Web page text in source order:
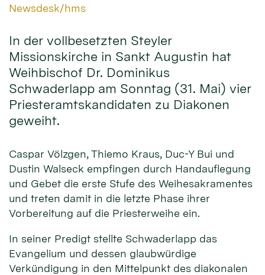
Von:
Newsdesk/hms
In der vollbesetzten Steyler
Missionskirche in Sankt Augustin hat
Weihbischof Dr. Dominikus
Schwaderlapp am Sonntag (31. Mai) vier
Priesteramtskandidaten zu Diakonen
geweiht.
Caspar Völzgen, Thiemo Kraus, Duc-Y Bui und
Dustin Walseck empfingen durch Handauflegung
und Gebet die erste Stufe des Weihesakramentes
und treten damit in die letzte Phase ihrer
Vorbereitung auf die Priesterweihe ein.
In seiner Predigt stellte Schwaderlapp das
Evangelium und dessen glaubwürdige
Verkündigung in den Mittelpunkt des diakonalen